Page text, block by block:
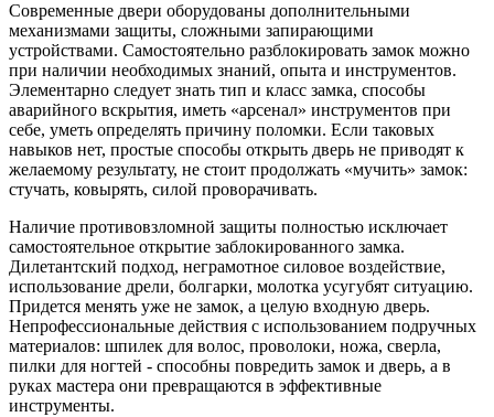
Современные двери оборудованы дополнительными
механизмами защиты, сложными запирающими
устройствами. Самостоятельно разблокировать замок можно
при наличии необходимых знаний, опыта и инструментов.
Элементарно следует знать тип и класс замка, способы
аварийного вскрытия, иметь «арсенал» инструментов при
себе, уметь определять причину поломки. Если таковых
навыков нет, простые способы открыть дверь не приводят к
желаемому результату, не стоит продолжать «мучить» замок:
стучать, ковырять, силой проворачивать.
Наличие противовзломной защиты полностью исключает
самостоятельное открытие заблокированного замка.
Дилетантский подход, неграмотное силовое воздействие,
использование дрели, болгарки, молотка усугубят ситуацию.
Придется менять уже не замок, а целую входную дверь.
Непрофессиональные действия с использованием подручных
материалов: шпилек для волос, проволоки, ножа, сверла,
пилки для ногтей - способны повредить замок и дверь, а в
руках мастера они превращаются в эффективные
инструменты.